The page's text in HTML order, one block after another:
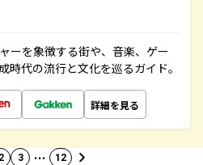
ーを象徴する街や、音楽、ゲー
時代の流行と文化を巡るガイド。
詳細を見る
2 3 … 12